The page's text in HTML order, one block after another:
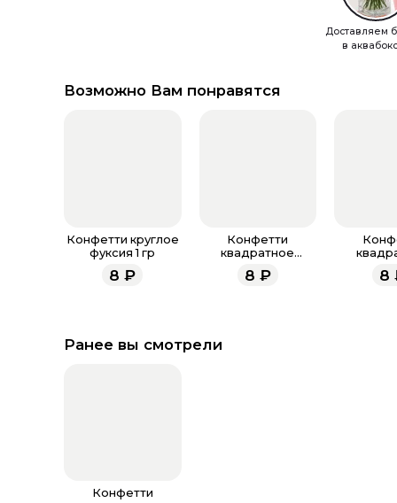
Доставляем
в
Возможно Вам понравятся
Конфетти круглое
фуксия 1 гр
8 ₽
Конфетти
квадратное
8 ₽ 8
Ранее вы смотрели
Конфетти